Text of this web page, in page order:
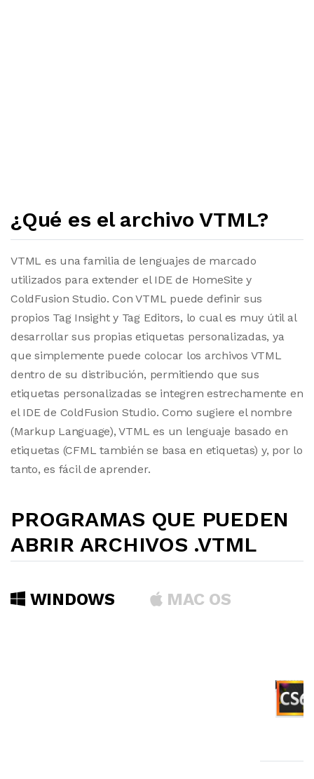
¿Qué es el archivo VTML?
VTML es una familia de lenguajes de marcado
utilizados para extender el IDE de HomeSite y
ColdFusion Studio. Con VTML puede definir sus
propios Tag Insight y Tag Editors, lo cual es muy útil al
desarrollar sus propias etiquetas personalizadas, ya
que simplemente puede colocar los archivos VTML
dentro de su distribución, permitiendo que sus
etiquetas personalizadas se integren estrechamente en
el IDE de ColdFusion Studio. Como sugiere el nombre
(Markup Language), VTML es un lenguaje basado en
etiquetas (CFML también se basa en etiquetas) y, por lo
tanto, es fácil de aprender.
PROGRAMAS QUE PUEDEN
ABRIR ARCHIVOS .VTML
WINDOWS MAC OS